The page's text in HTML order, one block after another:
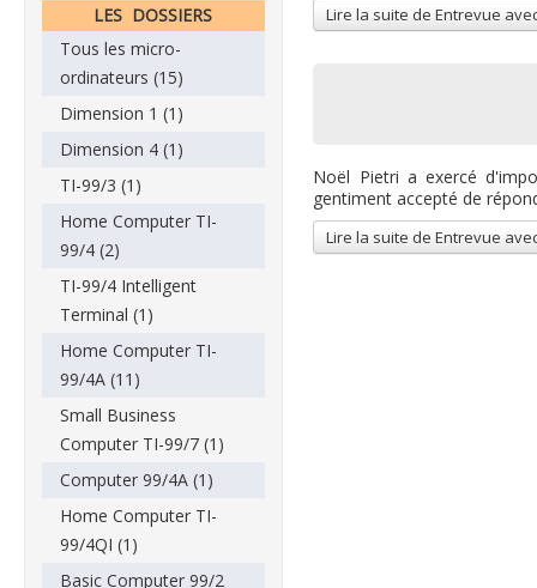
LES DOSSIERS
Tous les micro-
ordinateurs (15)
Dimension 1 (1)
Dimension 4 (1)
TI-99/3 (1)
Home Computer TI-
99/4 (2)
TI-99/4 Intelligent
Terminal (1)
Home Computer TI-
99/4A (11)
Small Business
Computer TI-99/7 (1)
Computer 99/4A (1)
Home Computer TI-
99/4QI (1)
Basic Computer 99/2
Lire la suite de Entrevue
Noël Pietri a exercé
gentiment accepté de
Lire la suite de Entrevue